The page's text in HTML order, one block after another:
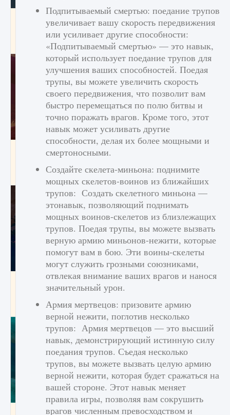
Как проверить статус сервера Delta Force
Hawk Ops
9 августа 2024
Как приручить существ джунглей Нари в
игре Creatures of Ava
9 августа 2024 1 218 0 0
Как разблокировать заклинание Крист в
Creatures of Ava
9 августа 2024 1 393 0 0
Как приручить существ из степей Тамура в
Подпитываемый смертью: поедание трупов
увеличивает вашу скорость передвижения
или усиливает другие способности:
«Подпитываемый смертью» — это навык,
который использует поедание трупов для
улучшения ваших способностей. Поедая
трупы, вы можете увеличить скорость
своего передвижения, что позволит вам
быстро перемещаться по полю битвы и
точно поражать врагов. Кроме того, этот
навык может усиливать другие
способности, делая их более мощными и
смертоносными.
Создайте скелета-миньона: поднимите
мощных скелетов-воинов из ближайших
трупов: Создать скелетного миньона —
этонавык, позволяющий поднимать
мощных воинов-скелетов из близлежащих
трупов. Поедая трупы, вы можете вызвать
верную армию миньонов-нежити, которые
помогут вам в бою. Эти воины-скелеты
могут служить грозными союзниками,
отвлекая внимание ваших врагов и нанося
значительный урон.
Армия мертвецов: призовите армию
верной нежити, поглотив несколько
трупов: Армия мертвецов — это высший
навык, демонстрирующий истинную силу
поедания трупов. Съедая несколько
трупов, вы можете вызвать целую армию
верной нежити, которая будет сражаться на
вашей стороне. Этот навык меняет
правила игры, позволяя вам сокрушить
врагов численным превосходством и